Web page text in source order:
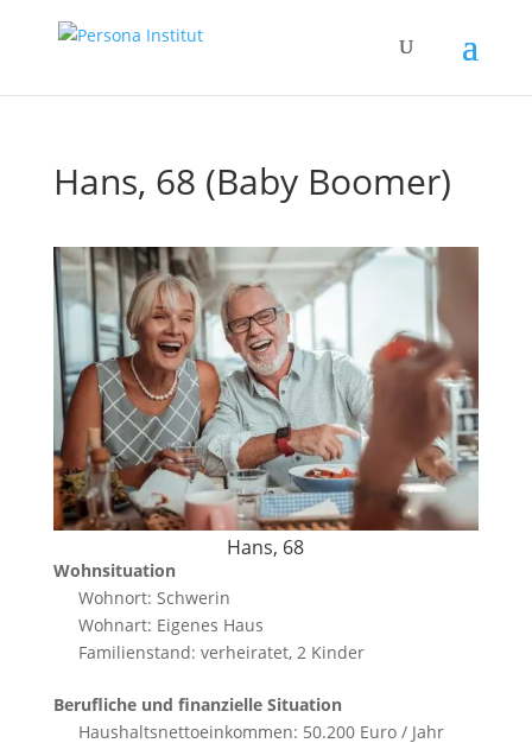
Hans, 68 (Baby Boomer)
Hans, 68
Wohnsituation
Wohnort: Schwerin
Wohnart: Eigenes Haus
Familienstand: verheiratet, 2 Kinder
Berufliche und finanzielle Situation
Haushaltsnettoeinkommen: 50.200 Euro / Jahr